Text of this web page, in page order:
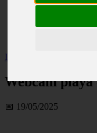
monumentos
san
Inicio
Webcam playa
📅 19/05/2025